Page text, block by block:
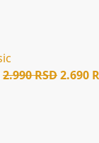
2.990RSD2.690